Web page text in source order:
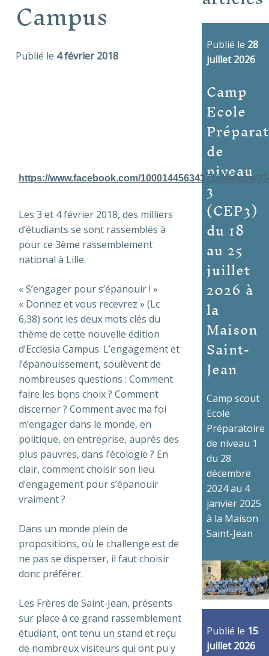
Campus
Publié le 4 février 2018
https://www.facebook.com/100014456343716/videos/
Les 3 et 4 février 2018, des milliers
d’étudiants se sont rassemblés à
pour ce 3ème rassemblement
national à Lille.
« S’engager pour s’épanouir ! »
« Donnez et vous recevrez » (Lc
6,38) sont les deux mots clés du
thème de cette nouvelle édition
d’Ecclesia Campus. L’engagement et
l’épanouissement, soulèvent de
nombreuses questions : Comment
faire les bons choix ? Comment
discerner ? Comment avec ma foi
m’engager dans le monde, en
politique, en entreprise, auprès des
plus pauvres, dans l’écologie ? En
clair, comment choisir son lieu
d’engagement pour s’épanouir
vraiment ?
Dans un monde plein de
propositions, où le challenge est de
ne pas se disperser, il faut choisir
donc préférer.
Les Frères de Saint-Jean, présents
sur place à ce grand rassemblement
étudiant, ont tenu un stand et reçu
de nombreux visiteurs qui ont pu y
Publié le 28
juillet 2026
Camp
Ecole
de
niveau
3
(CEP3)
du 18
au 25
juillet
2026 à
la
Maison
Saint-
Jean
Camp scout
Ecole
Préparatoire
de niveau 1
du 28
décembre
2024 au 4
janvier 2025
à la Maison
Saint-Jean
Publié le 15
juillet 2026